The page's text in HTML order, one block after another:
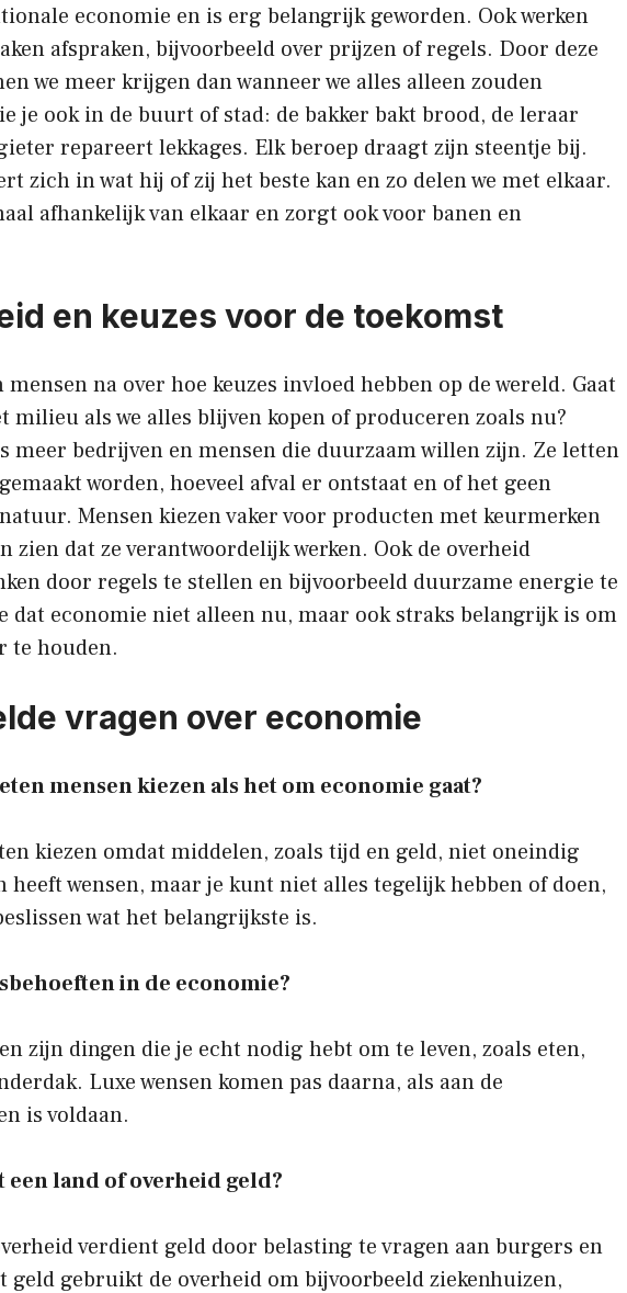
economie en is erg belangrijk geworden. Ook werken
afspraken, bijvoorbeeld over prijzen of regels. Door deze
we meer krijgen dan wanneer we alles alleen zouden
je ook in de buurt of stad: de bakker bakt brood, de leraar
repareert lekkages. Elk beroep draagt zijn steentje bij.
zich in wat hij of zij het beste kan en zo delen we met elkaar.
afhankelijk van elkaar en zorgt ook voor banen en
en keuzes voor de toekomst
mensen na over hoe keuzes invloed hebben op de wereld. Gaat
milieu als we alles blijven kopen of produceren zoals nu?
meer bedrijven en mensen die duurzaam willen zijn. Ze letten
worden, hoeveel afval er ontstaat en of het geen
Mensen kiezen vaker voor producten met keurmerken
zien dat ze verantwoordelijk werken. Ook de overheid
door regels te stellen en bijvoorbeeld duurzame energie te
dat economie niet alleen nu, maar ook straks belangrijk is om
te houden.
vragen over economie
mensen kiezen als het om economie gaat?
kiezen omdat middelen, zoals tijd en geld, niet oneindig
heeft wensen, maar je kunt niet alles tegelijk hebben of doen,
wat het belangrijkste is.
in de economie?
zijn dingen die je echt nodig hebt om te leven, zoals eten,
Luxe wensen komen pas daarna, als aan de
is voldaan.
een land of overheid geld?
verdient geld door belasting te vragen aan burgers en
geld gebruikt de overheid om bijvoorbeeld ziekenhuizen,